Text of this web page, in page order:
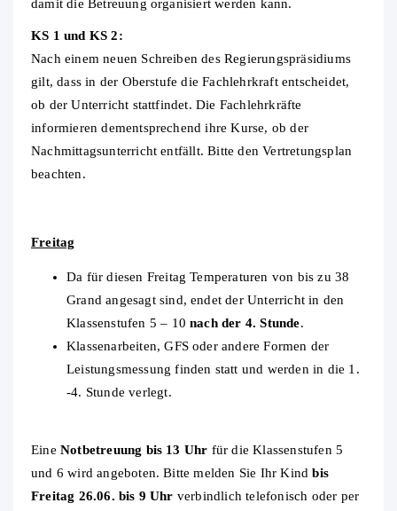
damit die Betreuung organisiert werden kann.
KS 1 und KS 2:
Nach einem neuen Schreiben des Regierungspräsidiums
gilt, dass in der Oberstufe die Fachlehrkraft entscheidet,
ob der Unterricht stattfindet. Die Fachlehrkräfte
informieren dementsprechend ihre Kurse, ob der
Nachmittagsunterricht entfällt. Bitte den Vertretungsplan
beachten.
Freitag
Da für diesen Freitag Temperaturen von bis zu 38
Grand angesagt sind, endet der Unterricht in den
Klassenstufen 5 – 10nach der 4. Stunde.
Klassenarbeiten, GFS oder andere Formen der
Leistungsmessung finden statt und werden in die 1.
-4. Stunde verlegt.
Eine Notbetreuung bis 13 Uhr für die Klassenstufen 5
und 6 wird angeboten. Bitte melden Sie Ihr Kindbis
Freitag 26.06. bis 9 Uhr verbindlich telefonisch oder per